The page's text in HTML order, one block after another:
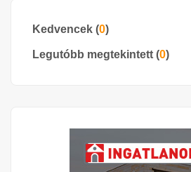
Kedvencek (0)
Legutóbb megtekintett (0)